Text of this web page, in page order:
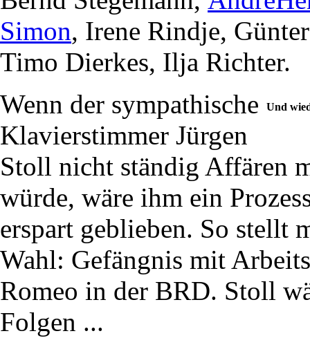
Simon, Irene Rindje,
Timo Dierkes, Ilja Richter.
Und
Wenn der sympathische
Klavierstimmer Jürgen
Stoll nicht ständig Affären
würde, wäre ihm ein
erspart geblieben. So stellt
Wahl: Gefängnis mit
Romeo in der BRD. Stoll
Folgen ...